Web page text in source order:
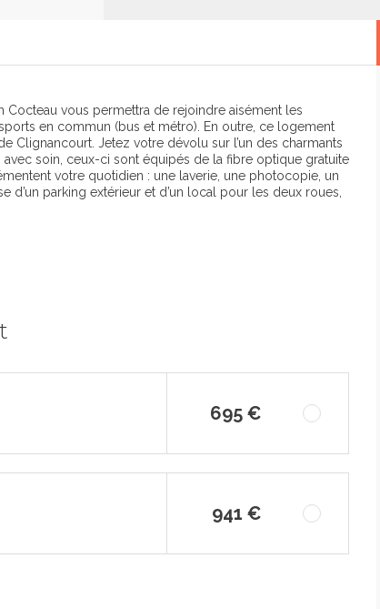
Cocteau vous permettra de rejoindre aisément les
en commun (bus et métro). En outre, ce logement
Clignancourt. Jetez votre dévolu sur l’un des charmants
soin, ceux-ci sont équipés de la fibre optique gratuite
votre quotidien : une laverie, une photocopie, un
parking extérieur et d’un local pour les deux roues,
695 €
941 €